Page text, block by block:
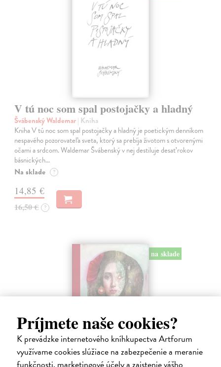
Príjmete naše cookies?
K prevádzke internetového kníhkupectva Artforum
využívame cookies slúžiace na zabezpečenie a meranie
funkčnosti, marketingové účely a zaistenie vášho
V tú noc som spal postojačky a hladný
Švábenský Waldemar| Kniha
Kniha V tú noc som spal postojačky a hladný je poetickým denníkom
nespavého pozorovateľa sveta, ktorý sa prebíja životom s otvorenými
očami a srdcom. Waldemar Švábenský v nej destiluje desať rokov
básnických…
Na sklade ?
14,85 €
16,50 € ?
na sklade
Miluj ma ako naozaj